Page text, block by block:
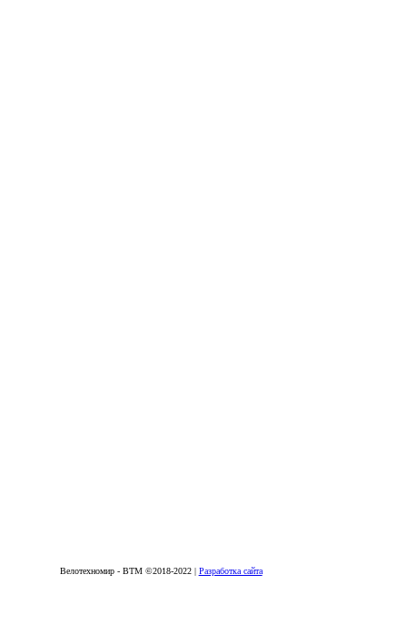
Велотехномир - ВТМ ©2018-2022 | Разработка сайта